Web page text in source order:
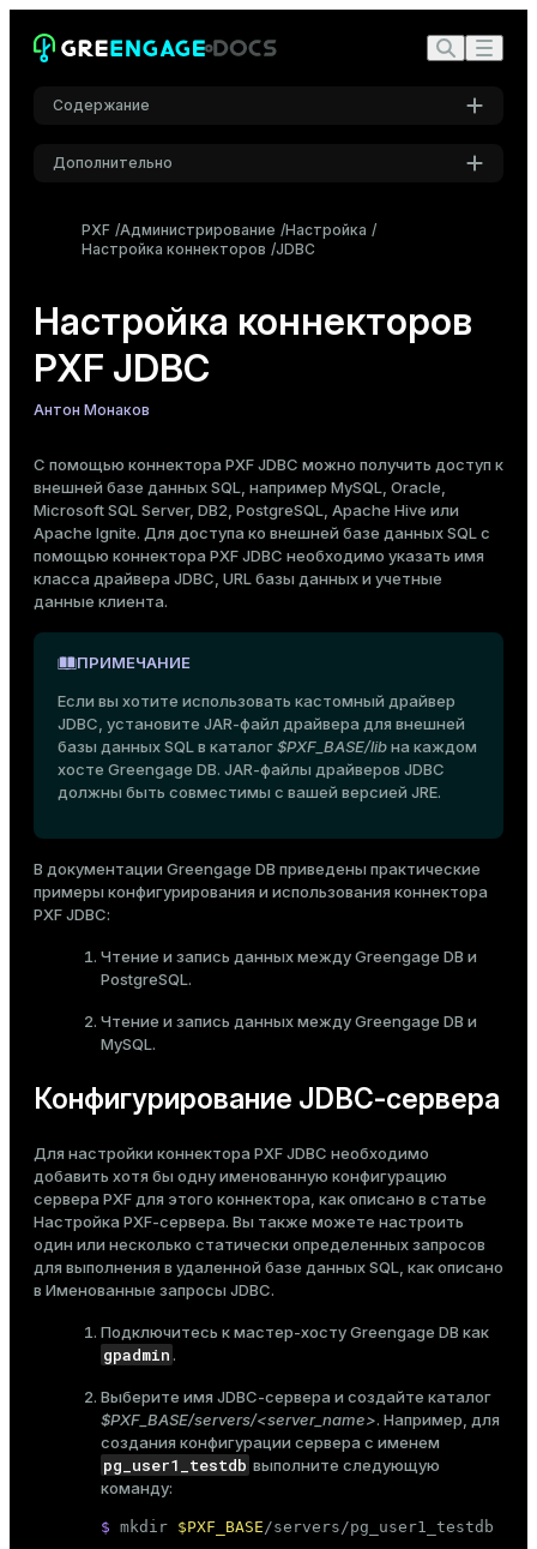
Содержание
Свойство изоляции транзакции соединения
Свойства уровня сессии
Прочие свойства
Пул подключений JDBC
Имперсонация пользователя JDBC
Авторизация сессии
Авторизация сессии для пула подключений
Механизм распределения фрагментов
Именованные запросы JDBC
Дополнительно
Шрифт
Roboto Mono
Размер шрифта
Средний
Тема
Темная
PXF Администрирование Настройка
Настройка коннекторов JDBC
Настройка коннекторов
PXF JDBC
Антон Монаков
С помощью коннектора PXF JDBC можно получить доступ к
внешней базе данных SQL, например MySQL, Oracle,
Microsoft SQL Server, DB2, PostgreSQL, Apache Hive или
Apache Ignite. Для доступа ко внешней базе данных SQL с
помощью коннектора PXF JDBC необходимо указать имя
класса драйвера JDBC, URL базы данных и учетные
данные клиента.
ПРИМЕЧАНИЕ
Если вы хотите использовать кастомный драйвер
JDBC, установите JAR-файл драйвера для внешней
базы данных SQL в каталог$PXF_BASE/libна каждом
хосте Greengage DB. JAR-файлы драйверов JDBC
должны быть совместимы с вашей версией JRE.
В документации Greengage DB приведены практические
примеры конфигурирования и использования коннектора
PXF JDBC:
Чтение и запись данных между Greengage DB и
PostgreSQL.
Чтение и запись данных между Greengage DB и
MySQL.
Конфигурирование JDBC-сервера
Для настройки коннектора PXF JDBC необходимо
добавить хотя бы одну именованную конфигурацию
сервера PXF для этого коннектора, как описано в статье
Настройка PXF-сервера. Вы также можете настроить
один или несколько статически определенных запросов
для выполнения в удаленной базе данных SQL, как описано
в Именованные запросы JDBC.
Подключитесь к мастер-хосту Greengage DB как
gpadmin .
Выберите имя JDBC-сервера и создайте каталог
$PXF_BASE/servers/<server_name>. Например, для
создания конфигурации сервера с именем
pg_user1_testdb выполните следующую
команду:
$ mkdir $PXF_BASE/servers/pg_user1_testdb